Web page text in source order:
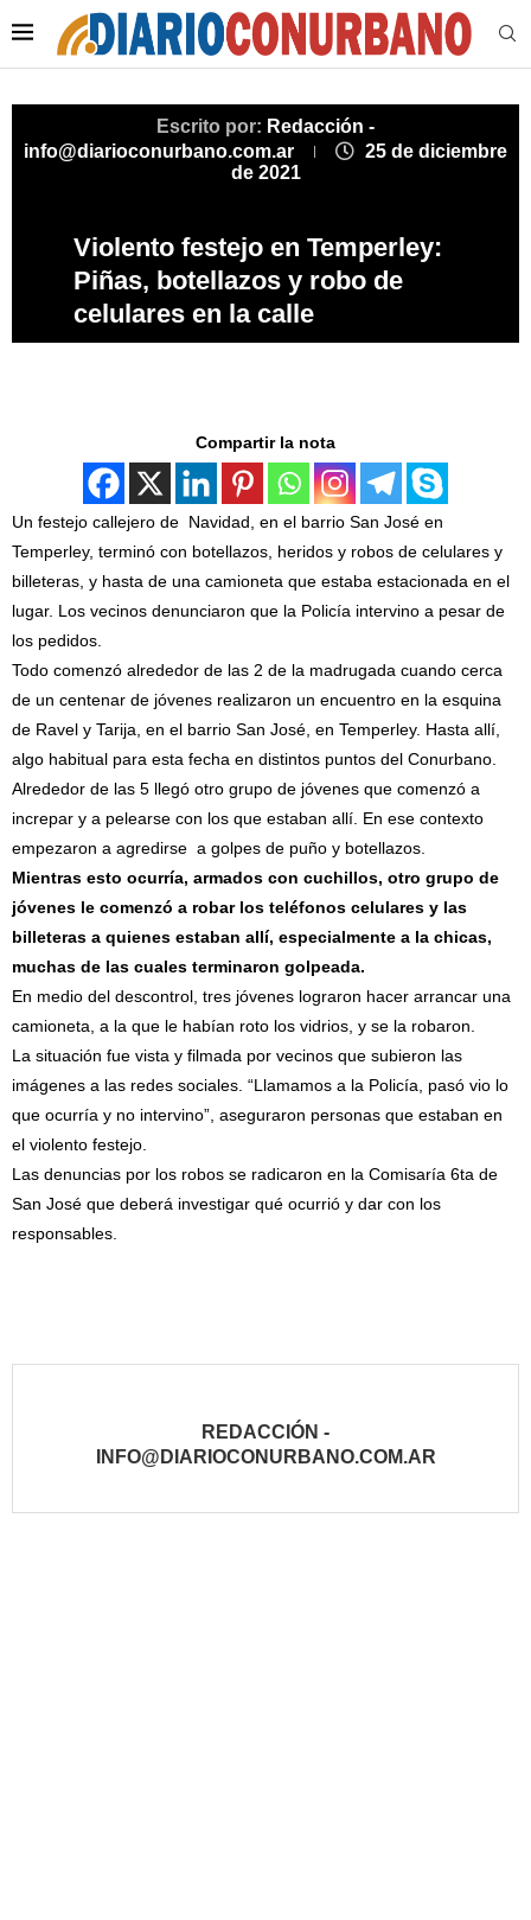
Escrito por: Redacción -
info@diarioconurbano.com.ar
25 de diciembre
de 2021
Violento festejo en Temperley:
Piñas, botellazos y robo de
celulares en la calle
Compartir la nota
Un festejo callejero de Navidad, en el barrio San José en
Temperley, terminó con botellazos, heridos y robos de celulares y
billeteras, y hasta de una camioneta que estaba estacionada en el
lugar. Los vecinos denunciaron que la Policía intervino a pesar de
los pedidos.
Todo comenzó alrededor de las 2 de la madrugada cuando cerca
de un centenar de jóvenes realizaron un encuentro en la esquina
de Ravel y Tarija, en el barrio San José, en Temperley. Hasta allí,
algo habitual para esta fecha en distintos puntos del Conurbano.
Alrededor de las 5 llegó otro grupo de jóvenes que comenzó a
increpar y a pelearse con los que estaban allí. En ese contexto
empezaron a agredirse a golpes de puño y botellazos.
Mientras esto ocurría, armados con cuchillos, otro grupo de
jóvenes le comenzó a robar los teléfonos celulares y las
billeteras a quienes estaban allí, especialmente a la chicas,
muchas de las cuales terminaron golpeada.
En medio del descontrol, tres jóvenes lograron hacer arrancar una
camioneta, a la que le habían roto los vidrios, y se la robaron.
La situación fue vista y filmada por vecinos que subieron las
imágenes a las redes sociales. “Llamamos a la Policía, pasó vio lo
que ocurría y no intervino”, aseguraron personas que estaban en
el violento festejo.
Las denuncias por los robos se radicaron en la Comisaría 6ta de
San José que deberá investigar qué ocurrió y dar con los
responsables.
REDACCIÓN -
INFO@DIARIOCONURBANO.COM.AR